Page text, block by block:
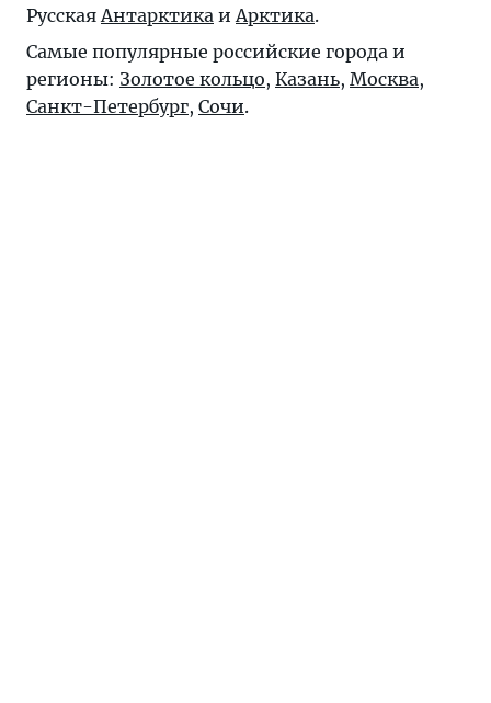
Русская Антарктика и Арктика.
Самые популярные российские города и
регионы: Золотое кольцо, Казань, Москва,
Санкт-Петербург, Сочи.